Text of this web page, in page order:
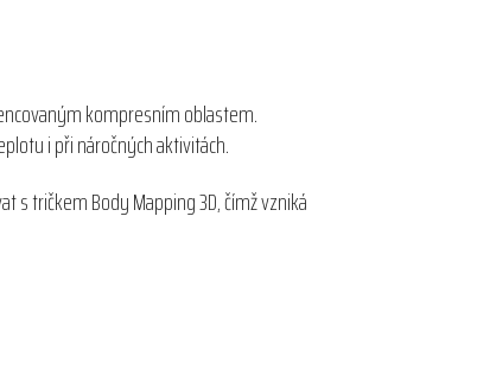
kompresním oblastem.
i při náročných aktivitách.
s tričkem Body Mapping 3D, čímž vzniká